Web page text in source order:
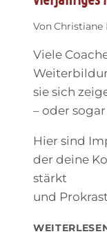
VonChristiane
Viele
sie sich
– oder
Hier sind
der deine
stärkt
und